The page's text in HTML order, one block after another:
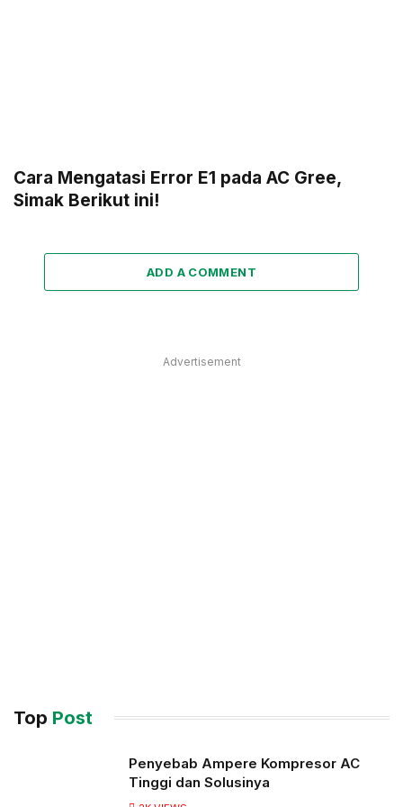
Cara Mengatasi Error E1 pada AC Gree,
Simak Berikut ini!
ADD A COMMENT
Advertisement
Top Post
Penyebab Ampere Kompresor AC
Tinggi dan Solusinya